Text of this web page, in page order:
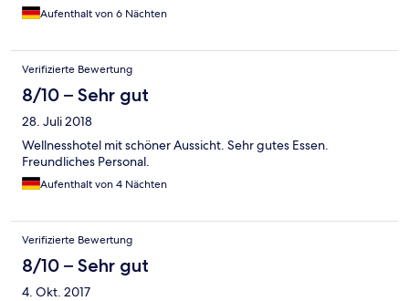
Aufenthalt von 6 Nächten
Verifizierte Bewertung
8/10 – Sehr gut
28. Juli 2018
Wellnesshotel mit schöner Aussicht. Sehr gutes Essen.
Freundliches Personal.
Aufenthalt von 4 Nächten
Verifizierte Bewertung
8/10 – Sehr gut
4. Okt. 2017